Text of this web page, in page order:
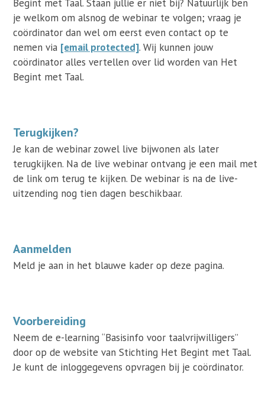
Begint met Taal. Staan jullie er niet bij? Natuurlijk ben
je welkom om alsnog de webinar te volgen; vraag je
coördinator dan wel om eerst even contact op te
nemen via [email protected]. Wij kunnen jouw
coördinator alles vertellen over lid worden van Het
Begint met Taal.
Terugkijken?
Je kan de webinar zowel live bijwonen als later
terugkijken. Na de live webinar ontvang je een mail met
de link om terug te kijken. De webinar is na de live-
uitzending nog tien dagen beschikbaar.
Aanmelden
Meld je aan in het blauwe kader op deze pagina.
Voorbereiding
Neem de e-learning “Basisinfo voor taalvrijwilligers”
door op de website van Stichting Het Begint met Taal.
Je kunt de inloggegevens opvragen bij je coördinator.